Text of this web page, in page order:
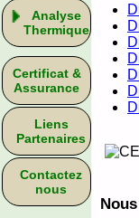
Analyse
Thermique
Certificat &
Assurance
Liens
Partenaires
Contactez
nous